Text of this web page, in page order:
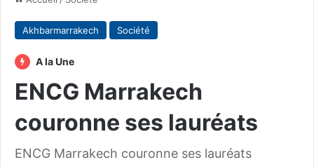
Akhbarmarrakech Société
A la Une
ENCG Marrakech
couronne ses lauréats
ENCG Marrakech couronne ses lauréats